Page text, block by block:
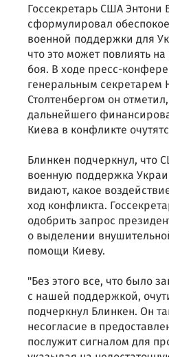
Госсекретарь США Энтони
сформулировал
военной поддержки для
что это может повлиять
боя. В ходе пресс-
генеральным секретарем
Столтенбергом он
дальнейшего
Киева в конфликте
Блинкен подчеркнул, что
военную поддержка
видают, какое
ход конфликта.
одобрить запрос
о выделении
помощи Киеву.
"Без этого все, что было
с нашей поддержкой,
подчеркнул Блинкен. Он
несогласие в
послужит сигналом для